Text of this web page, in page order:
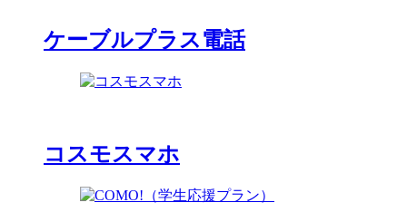
ケーブルプラス電話
コスモスマホ